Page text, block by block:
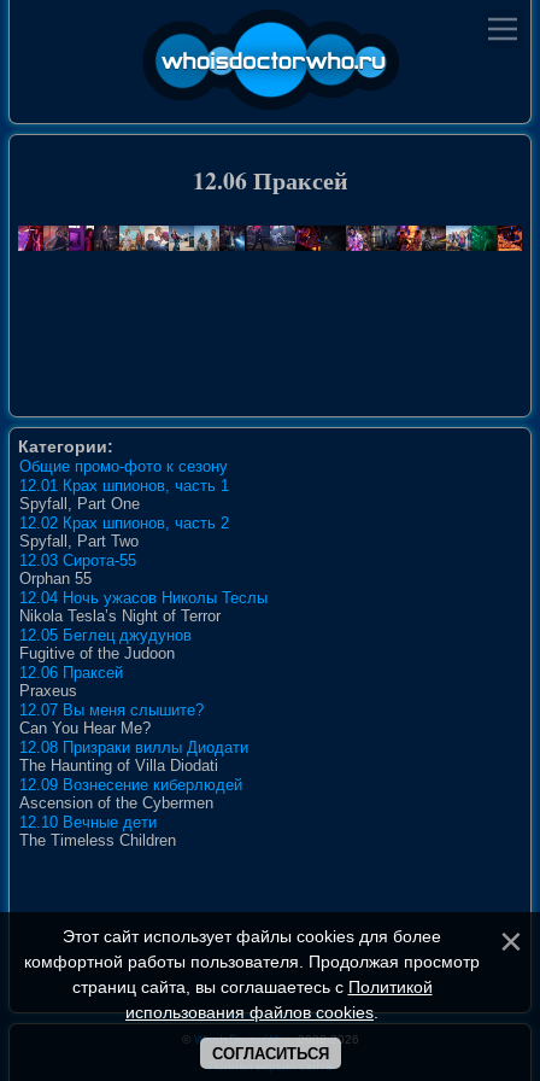
12.06 Праксей
Категории:
Общие промо-фото к сезону
12.01 Крах шпионов, часть 1
Spyfall, Part One
12.02 Крах шпионов, часть 2
Spyfall, Part Two
12.03 Сирота-55
Orphan 55
12.04 Ночь ужасов Николы Теслы
Nikola Tesla’s Night of Terror
12.05 Беглец джудунов
Fugitive of the Judoon
12.06 Праксей
Praxeus
12.07 Вы меня слышите?
Can You Hear Me?
12.08 Призраки виллы Диодати
The Haunting of Villa Diodati
12.09 Вознесение киберлюдей
Ascension of the Cybermen
12.10 Вечные дети
The Timeless Children
© WhoIsDoctorWho, 2008-2026
Этот сайт использует файлы cookies для более
комфортной работы пользователя. Продолжая просмотр
страниц сайта, вы соглашаетесь с Политикой
использования файлов cookies.
СОГЛАСИТЬСЯ